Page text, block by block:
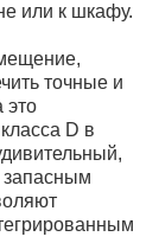
или к шкафу.
точные и
это
D в
запасным